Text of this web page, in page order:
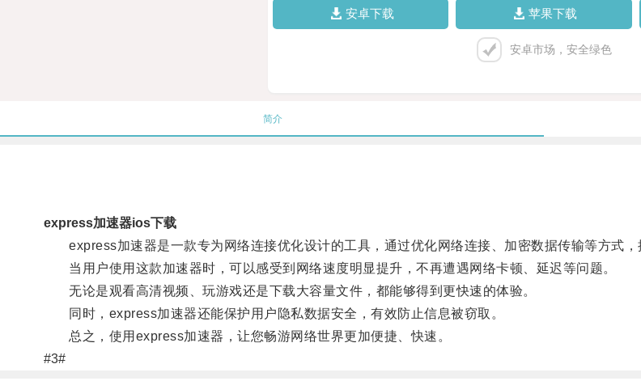
安卓下载 苹果下载
安卓市场，安全绿色
简介
express加速器ios下载
express加速器是一款专为网络连接优化设计的工具，通过优化网络连接、加密数据传输等方式，
当用户使用这款加速器时，可以感受到网络速度明显提升，不再遭遇网络卡顿、延迟等问题。
无论是观看高清视频、玩游戏还是下载大容量文件，都能够得到更快速的体验。
同时，express加速器还能保护用户隐私数据安全，有效防止信息被窃取。
总之，使用express加速器，让您畅游网络世界更加便捷、快速。
#3#